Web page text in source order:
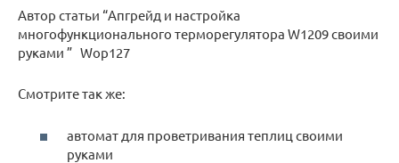
Автор статьи “Апгрейд и настройка
многофункционального терморегулятора W1209 своими
руками ” Wop127
Смотрите так же:
автомат для проветривания теплиц своими
руками